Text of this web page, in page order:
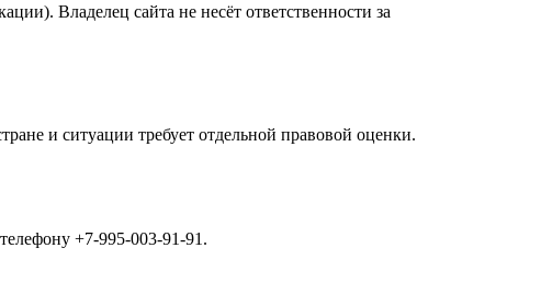
Владелец сайта не несёт ответственности за
и ситуации требует отдельной правовой оценки.
+7-995-003-91-91 .